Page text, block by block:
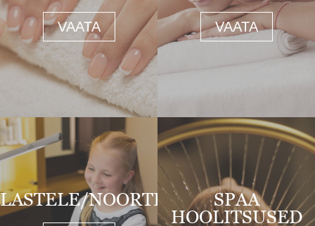
VAATA VAATA
LASTELE/NOORTELE
SPAA
HOOLITSUSED